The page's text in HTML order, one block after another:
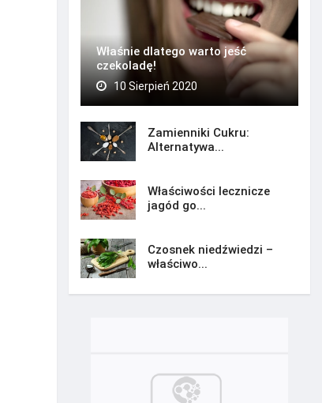
Właśnie dlatego warto jeść
czekoladę!
10 Sierpień 2020
Zamienniki Cukru:
Alternatywa...
Właściwości lecznicze
jagód go...
Czosnek niedźwiedzi –
właściwo...